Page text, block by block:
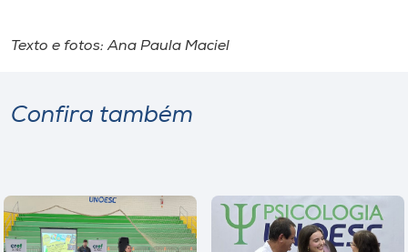
Texto e fotos: Ana Paula Maciel
Confira também